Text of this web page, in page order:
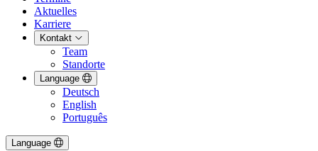
Aktuelles
Karriere
Kontakt
Team
Standorte
Language
Deutsch
English
Português
Language